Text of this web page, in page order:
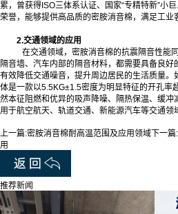
累，曾获得ISO三体系认证、国家“专精特新”小
荣誉，能够提供高品质的密胺消音棉，满足工业
2.交通领域的应用
在交通领域，密胺消音棉的抗震隔音性能
隔音墙、汽车内部的隔音材料，都需要具备良
有效降低交通噪音，提升周边居民的生活质量
体是一款以5.5KG±1.5密度为明显特征的开孔率
然本征阻燃和优异的吸声降噪、隔热保温、缓
用于航空航天、轨道交通、新能源汽车等交通领
上一篇:密胺消音棉耐高温范围及应用领域 下一篇:
用
推荐新闻